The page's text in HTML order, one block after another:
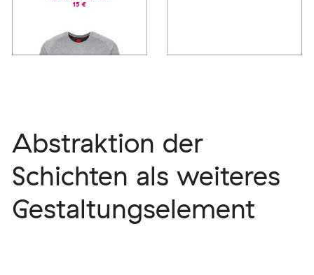
Abstraktion der
Schichten als weiteres
Gestaltungselement